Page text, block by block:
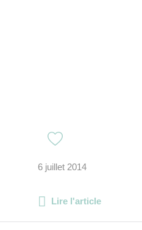
6 juillet 2014
Lire l'article